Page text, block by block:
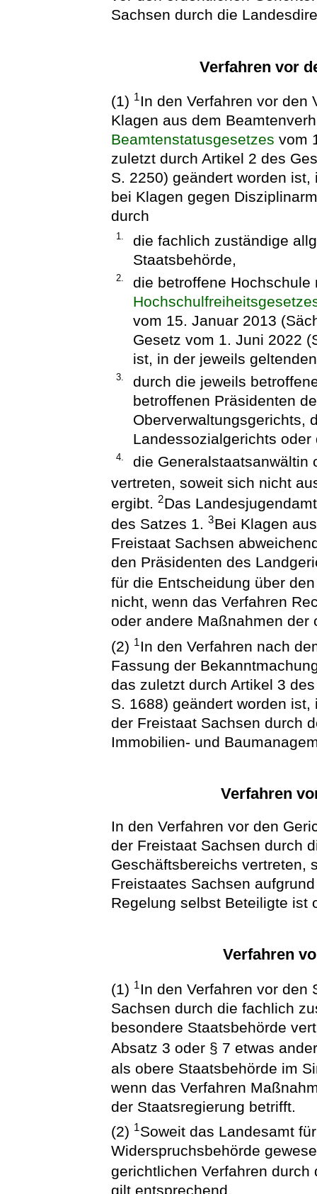
Sachsen durch die
Verfahren vor
(1) 1 In den Verfahren vor den
Klagen aus dem
Beamtenstatusgesetzes vom
zuletzt durch Artikel 2 des
S. 2250) geändert worden
bei Klagen gegen
durch
1.
die fachlich zuständige
Staatsbehörde,
2.
die betroffene
vom 15. Januar 2013
Gesetz vom 1. Juni 2022
ist, in der jeweils
3.
durch die jeweils
betroffenen Präsidenten
Oberverwaltungsgerichts,
Landessozialgerichts
4.
die Generalstaatsanwältin
vertreten, soweit sich nicht
ergibt.2Das
des Satzes 1.3Bei Klagen
Freistaat Sachsen
den Präsidenten des
für die Entscheidung über
nicht, wenn das Verfahren
oder andere Maßnahmen der
(2) 1 In den Verfahren nach
Fassung der
das zuletzt durch Artikel 3
S. 1688) geändert worden
der Freistaat Sachsen durch
Immobilien- und
Verfahren
In den Verfahren vor den
der Freistaat Sachsen durch
Geschäftsbereichs vertreten,
Freistaates Sachsen
Regelung selbst Beteiligte ist
Verfahren
(1) 1 In den Verfahren vor den
Sachsen durch die fachlich
besondere Staatsbehörde
Absatz 3 oder § 7 etwas
als obere Staatsbehörde im
wenn das Verfahren
der Staatsregierung betrifft.
(2) 1Soweit das Landesamt
Widerspruchsbehörde
gerichtlichen Verfahren
gilt entsprechend.